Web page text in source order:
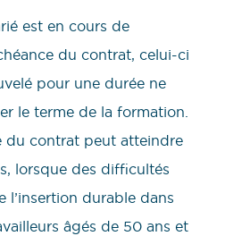
est en cours de
du contrat, celui-ci
pour une durée ne
le terme de la formation.
du contrat peut atteindre
lorsque des difficultés
l’insertion durable dans
âgés de 50 ans et